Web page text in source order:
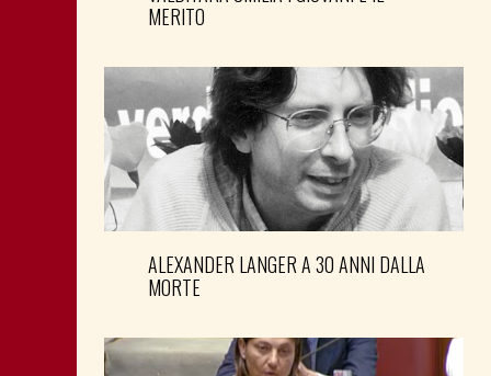
MERITO
ALEXANDER LANGER A 30 ANNI DALLA
MORTE